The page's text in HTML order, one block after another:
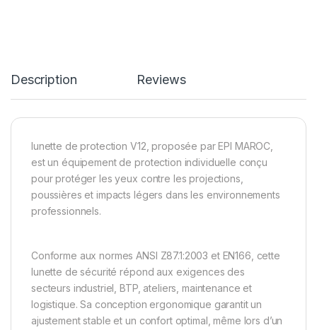
Description Reviews
lunette de protection V12, proposée par EPI MAROC,
est un équipement de protection individuelle conçu
pour protéger les yeux contre les projections,
poussières et impacts légers dans les environnements
professionnels.
Conforme aux normes ANSI Z87.1:2003 et EN166, cette
lunette de sécurité répond aux exigences des
secteurs industriel, BTP, ateliers, maintenance et
logistique. Sa conception ergonomique garantit un
ajustement stable et un confort optimal, même lors d’un